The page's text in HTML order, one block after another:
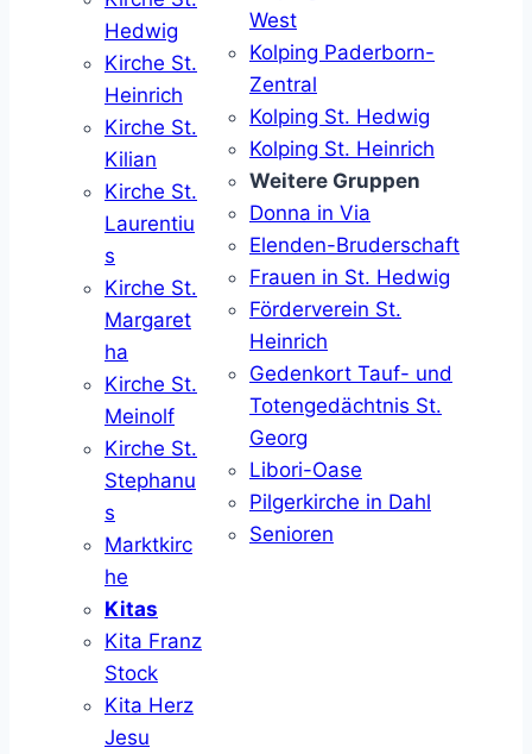
Hedwig
Kirche St.
Heinrich
Kirche St.
Kilian
Kirche St.
Laurentiu
s
Kirche St.
Margaret
ha
Kirche St.
Meinolf
Kirche St.
Stephanu
s
Marktkirc
he
Kitas
Kita Franz
Stock
Kita Herz
Jesu
West
Kolping Paderborn-
Zentral
Kolping St. Hedwig
Kolping St. Heinrich
Weitere Gruppen
Donna in Via
Elenden-Bruderschaft
Frauen in St. Hedwig
Förderverein St.
Heinrich
Gedenkort Tauf- und
Totengedächtnis St.
Georg
Libori-Oase
Pilgerkirche in Dahl
Senioren